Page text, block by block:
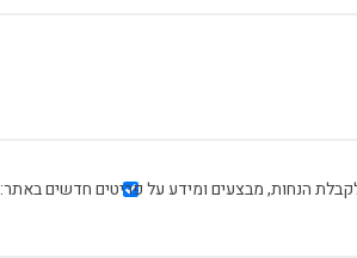
הנחות, מבצעים ומידע על פריטים חדשים באתר: